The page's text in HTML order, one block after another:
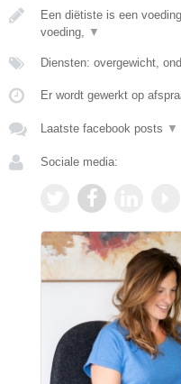
Een diëtiste is een
voeding, ▼
Diensten: overgewicht,
Er wordt gewerkt op
Laatste facebook posts ▼
Sociale media: